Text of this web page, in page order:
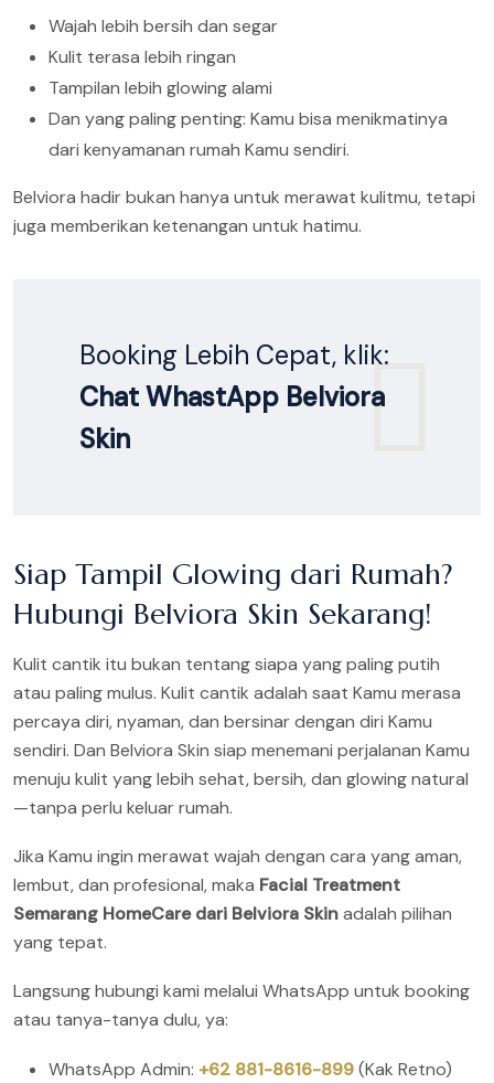
Wajah lebih bersih dan segar
Kulit terasa lebih ringan
Tampilan lebih glowing alami
Dan yang paling penting: Kamu bisa menikmatinya
dari kenyamanan rumah Kamu sendiri.
Belviora hadir bukan hanya untuk merawat kulitmu, tetapi
juga memberikan ketenangan untuk hatimu.
Booking Lebih Cepat, klik:
Chat WhastApp Belviora
Skin
Siap Tampil Glowing dari Rumah?
Hubungi Belviora Skin Sekarang!
Kulit cantik itu bukan tentang siapa yang paling putih
atau paling mulus. Kulit cantik adalah saat Kamu merasa
percaya diri, nyaman, dan bersinar dengan diri Kamu
sendiri. Dan Belviora Skin siap menemani perjalanan Kamu
menuju kulit yang lebih sehat, bersih, dan glowing natural
—tanpa perlu keluar rumah.
Jika Kamu ingin merawat wajah dengan cara yang aman,
lembut, dan profesional, maka Facial Treatment
Semarang HomeCare dari Belviora Skinadalah pilihan
yang tepat.
Langsung hubungi kami melalui WhatsApp untuk booking
atau tanya-tanya dulu, ya:
WhatsApp Admin: +62 881-8616-899(Kak Retno)